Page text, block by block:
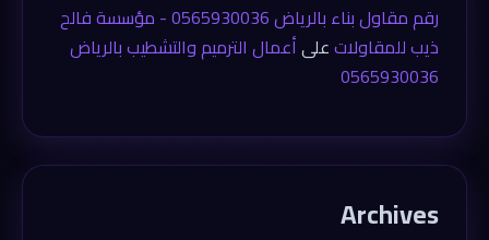
رقم مقاول بناء بالرياض 0565930036 - مؤسسة فالح
ذيب للمقاولاتعلىأعمال الترميم والتشطيب بالرياض
0565930036
Archives